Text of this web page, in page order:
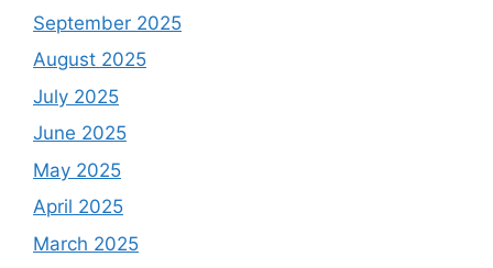
September 2025
August 2025
July 2025
June 2025
May 2025
April 2025
March 2025